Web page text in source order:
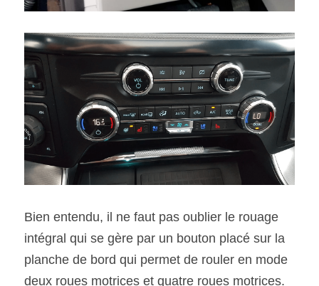
Bien entendu, il ne faut pas oublier le rouage
intégral qui se gère par un bouton placé sur la
planche de bord qui permet de rouler en mode
deux roues motrices et quatre roues motrices.